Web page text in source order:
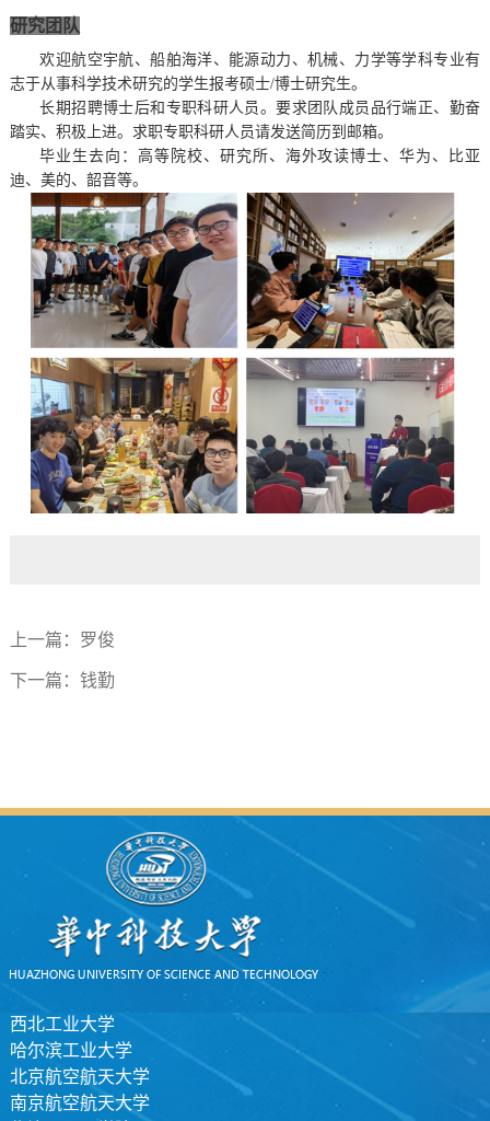
研究团队
欢迎航空宇航、船舶海洋、能源动力、机械、力学等学科专业有
志于从事科学技术研究的学生报考硕士/博士研究生。
长期招聘博士后和专职科研人员。要求团队成员品行端正、勤奋
踏实、积极上进。求职专职科研人员请发送简历到邮箱。
毕业生去向：高等院校、研究所、海外攻读博士、华为、比亚
迪、美的、韶音等。
上一篇： 罗俊
下一篇： 钱勤
西北工业大学
哈尔滨工业大学
北京航空航天大学
南京航空航天大学